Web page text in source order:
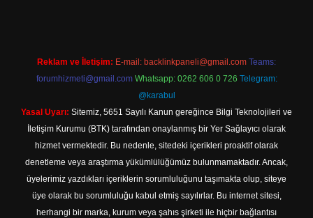
Reklam ve İletişim: E-mail: backlinkpaneli@gmail.com Teams:
forumhizmeti@gmail.com Whatsapp: 0262 606 0 726 Telegram:
@karabul
Yasal Uyarı: Sitemiz, 5651 Sayılı Kanun gereğince Bilgi Teknolojileri ve
İletişim Kurumu (BTK) tarafından onaylanmış bir Yer Sağlayıcı olarak
hizmet vermektedir. Bu nedenle, sitedeki içerikleri proaktif olarak
denetleme veya araştırma yükümlülüğümüz bulunmamaktadır. Ancak,
üyelerimiz yazdıkları içeriklerin sorumluluğunu taşımakta olup, siteye
üye olarak bu sorumluluğu kabul etmiş sayılırlar. Bu internet sitesi,
herhangi bir marka, kurum veya şahıs şirketi ile hiçbir bağlantısı